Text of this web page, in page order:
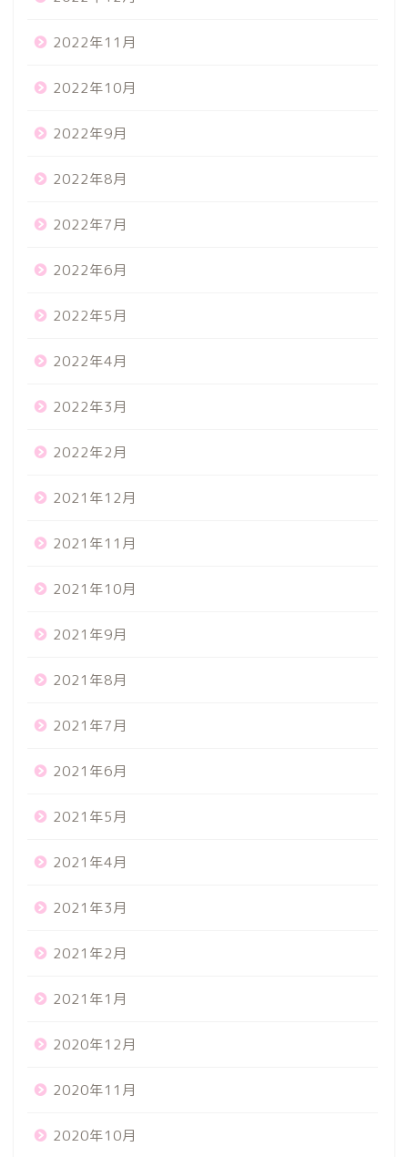
2022年11月
2022年10月
2022年9月
2022年8月
2022年7月
2022年6月
2022年5月
2022年4月
2022年3月
2022年2月
2021年12月
2021年11月
2021年10月
2021年9月
2021年8月
2021年7月
2021年6月
2021年5月
2021年4月
2021年3月
2021年2月
2021年1月
2020年12月
2020年11月
2020年10月